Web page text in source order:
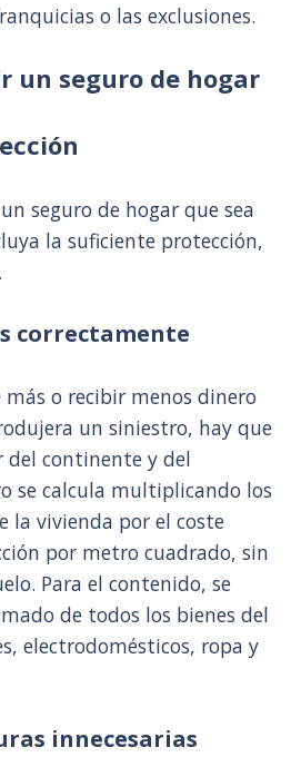
o las exclusiones.
un seguro de hogar
seguro de hogar que sea
la suficiente protección,
correctamente
o recibir menos dinero
un siniestro, hay que
del continente y del
se calcula multiplicando los
la vivienda por el coste
por metro cuadrado, sin
Para el contenido, se
de todos los bienes del
electrodomésticos, ropa y
innecesarias